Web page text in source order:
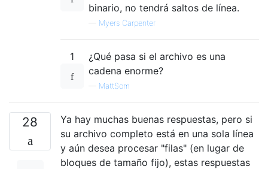
binario, no tendrá saltos de línea.
— Myers Carpenter
1
¿Qué pasa si el archivo es una
cadena enorme?
— MattSom
28
Ya hay muchas buenas respuestas, pero si
su archivo completo está en una sola línea
y aún desea procesar "filas" (en lugar de
bloques de tamaño fijo), estas respuestas